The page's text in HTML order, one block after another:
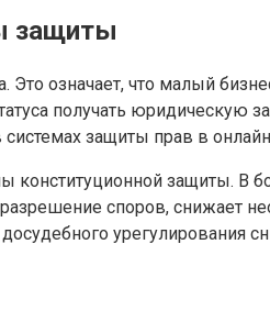
защиты
означает, что малый
получать юридическую
защиты прав в
конституционной защиты. В
споров, снижает
урегулирования